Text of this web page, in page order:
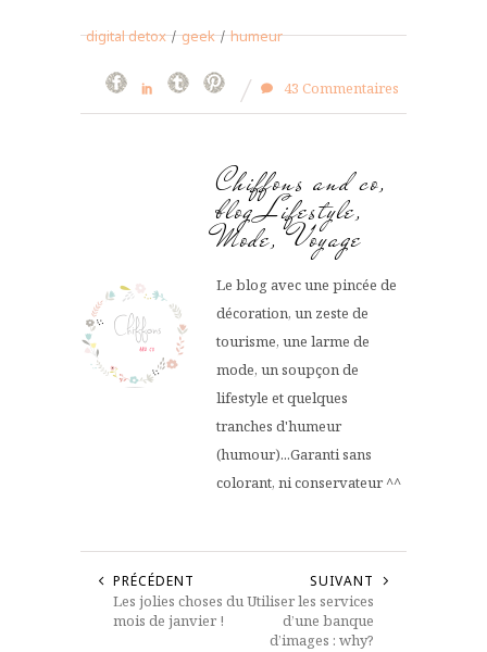
digital detox / geek / humeur
43 Commentaires
Chiffons and co,
blog Lifestyle,
Mode, Voyage
Le blog avec une pincée de
décoration, un zeste de
tourisme, une larme de
mode, un soupçon de
lifestyle et quelques
tranches d'humeur
(humour)...Garanti sans
colorant, ni conservateur ^^
PRÉCÉDENT
Les jolies choses du
mois de janvier !
SUIVANT
Utiliser les services
d’une banque
d’images : why?